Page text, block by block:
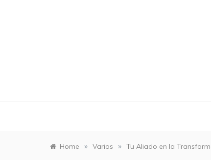
Home » Varios » Tu Aliado en la